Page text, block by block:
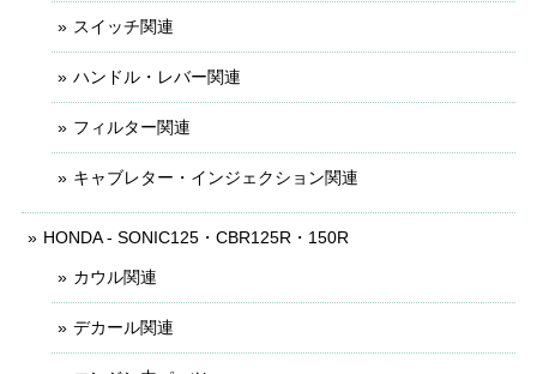
スイッチ関連
ハンドル・レバー関連
フィルター関連
キャブレター・インジェクション関連
HONDA - SONIC125・CBR125R・150R
カウル関連
デカール関連